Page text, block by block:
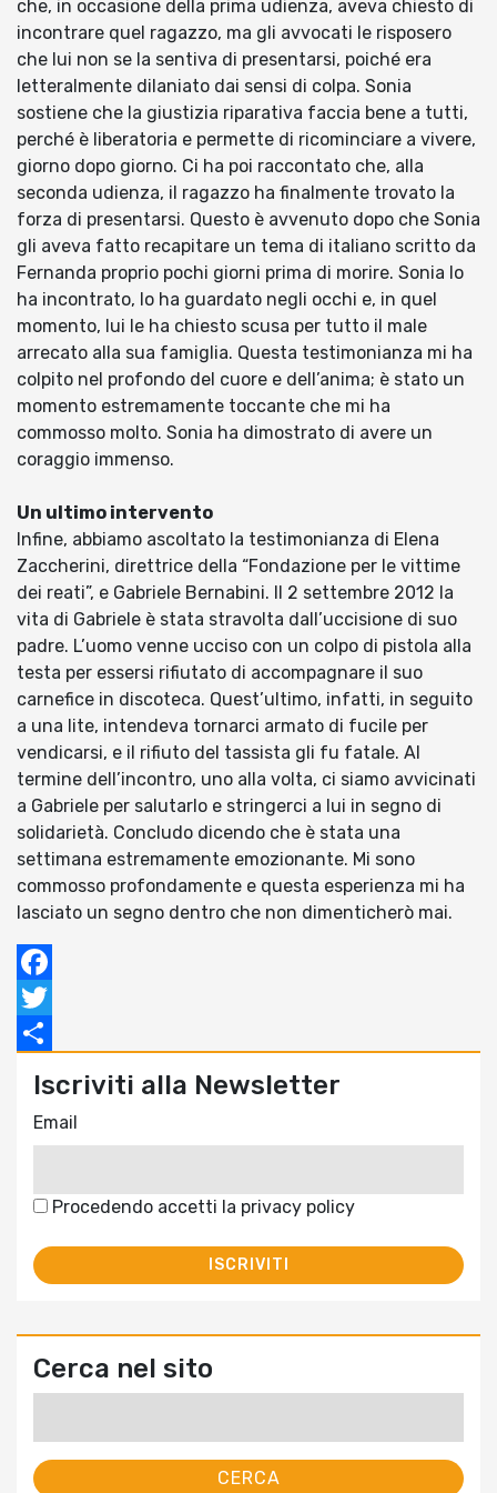
che, in occasione della prima udienza, aveva chiesto di
incontrare quel ragazzo, ma gli avvocati le risposero
che lui non se la sentiva di presentarsi, poiché era
letteralmente dilaniato dai sensi di colpa. Sonia
sostiene che la giustizia riparativa faccia bene a tutti,
perché è liberatoria e permette di ricominciare a vivere,
giorno dopo giorno. Ci ha poi raccontato che, alla
seconda udienza, il ragazzo ha finalmente trovato la
forza di presentarsi. Questo è avvenuto dopo che Sonia
gli aveva fatto recapitare un tema di italiano scritto da
Fernanda proprio pochi giorni prima di morire. Sonia lo
ha incontrato, lo ha guardato negli occhi e, in quel
momento, lui le ha chiesto scusa per tutto il male
arrecato alla sua famiglia. Questa testimonianza mi ha
colpito nel profondo del cuore e dell’anima; è stato un
momento estremamente toccante che mi ha
commosso molto. Sonia ha dimostrato di avere un
coraggio immenso.
Un ultimo intervento
Infine, abbiamo ascoltato la testimonianza di Elena
Zaccherini, direttrice della “Fondazione per le vittime
dei reati”, e Gabriele Bernabini. Il 2 settembre 2012 la
vita di Gabriele è stata stravolta dall’uccisione di suo
padre. L’uomo venne ucciso con un colpo di pistola alla
testa per essersi rifiutato di accompagnare il suo
carnefice in discoteca. Quest’ultimo, infatti, in seguito
a una lite, intendeva tornarci armato di fucile per
vendicarsi, e il rifiuto del tassista gli fu fatale. Al
termine dell’incontro, uno alla volta, ci siamo avvicinati
a Gabriele per salutarlo e stringerci a lui in segno di
solidarietà. Concludo dicendo che è stata una
settimana estremamente emozionante. Mi sono
commosso profondamente e questa esperienza mi ha
lasciato un segno dentro che non dimenticherò mai.
Facebook
Twitter
Iscriviti alla Newsletter
Email
Procedendo accetti la privacy policy
Cerca nel sito